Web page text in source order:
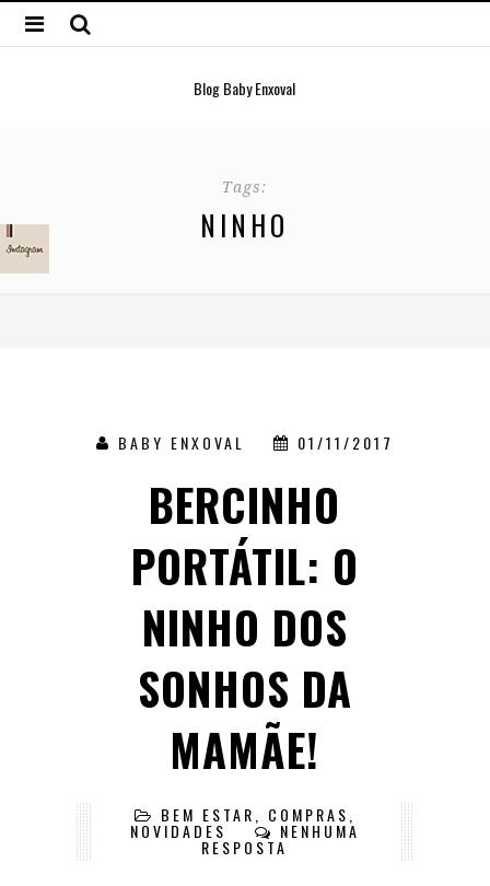
Blog Baby Enxoval
Tags:
NINHO
BABY ENXOVAL 01/11/2017
BERCINHO
PORTÁTIL: O
NINHO DOS
SONHOS DA
MAMÃE!
BEM ESTAR COMPRAS
NOVIDADES NENHUMA
RESPOSTA